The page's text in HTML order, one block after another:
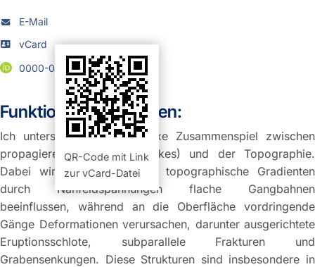
E-Mail
vCard
QR-Code mit Link
zur vCard-Datei
0000-0002-1043-3550
Funktion und Aufgaben:
Ich untersuche das komplexe Zusammenspiel zwischen
propagierenden Gängen (Dikes) und der Topographie.
Dabei wird untersucht, wie topographische Gradienten
durch Nahfeldspannungen flache Gangbahnen
beeinflussen, während an die Oberfläche vordringende
Gänge Deformationen verursachen, darunter ausgerichtete
Eruptionsschlote, subparallele Frakturen und
Grabensenkungen. Diese Strukturen sind insbesondere in